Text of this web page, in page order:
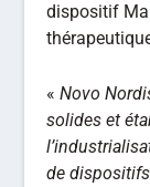
dispositif
«Novo
solides et
de